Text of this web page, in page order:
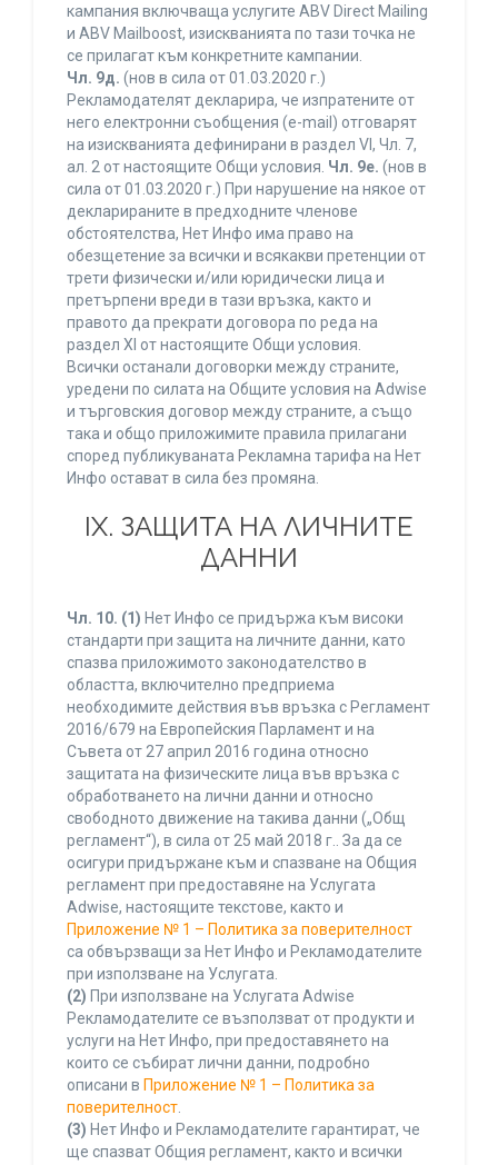
кампания включваща услугите ABV Direct Mailing
и ABV Mailboost, изискванията по тази точка не
се прилагат към конкретните кампании.
Чл. 9д. (нов в сила от 01.03.2020 г.)
Рекламодателят декларира, че изпратените от
него електронни съобщения (e-mail) отговарят
на изискванията дефинирани в раздел VI, Чл. 7,
ал. 2 от настоящите Общи условия. Чл. 9е. (нов в
сила от 01.03.2020 г.) При нарушение на някое от
декларираните в предходните членове
обстоятелства, Нет Инфо има право на
обезщетение за всички и всякакви претенции от
трети физически и/или юридически лица и
претърпени вреди в тази връзка, както и
правото да прекрати договора по реда на
раздел XI от настоящите Общи условия.
Всички останали договорки между страните,
уредени по силата на Общите условия на Adwise
и търговския договор между страните, а също
така и общо приложимите правила прилагани
според публикуваната Рекламна тарифа на Нет
Инфо остават в сила без промяна.
IХ. ЗАЩИТА НА ЛИЧНИТЕ
ДАННИ
Чл. 10. (1) Нет Инфо се придържа към високи
стандарти при защита на личните данни, като
спазва приложимото законодателство в
областта, включително предприема
необходимите действия във връзка с Регламент
2016/679 на Европейския Парламент и на
Съвета от 27 април 2016 година относно
защитата на физическите лица във връзка с
обработването на лични данни и относно
свободното движение на такива данни („Общ
регламент“), в сила от 25 май 2018 г.. За да се
осигури придържане към и спазване на Общия
регламент при предоставяне на Услугата
Adwise, настоящите текстове, както и
Приложение № 1 – Политика за поверителност
са обвързващи за Нет Инфо и Рекламодателите
при използване на Услугата.
(2) При използване на Услугата Adwise
Рекламодателите се възползват от продукти и
услуги на Нет Инфо, при предоставянето на
които се събират лични данни, подробно
описани в Приложение № 1 – Политика за
поверителност.
(3) Нет Инфо и Рекламодателите гарантират, че
ще спазват Общия регламент, както и всички